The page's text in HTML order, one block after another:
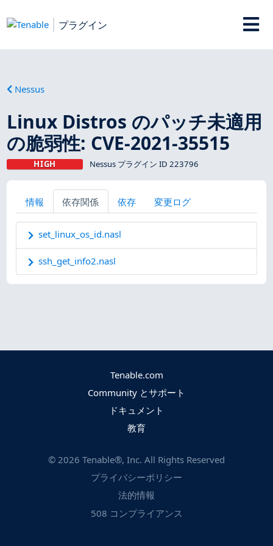
プラグイン
Nessus
Linux Distros のパッチ未適用
の脆弱性: CVE-2021-35515
HIGH Nessus プラグイン ID 223796
情報 依存関係 依存 変更ログ
set_linux_os_id.nasl
ssh_get_info2.nasl
Tenable.com
Community とサポート
ドキュメント
教育
© 2026 Tenable®, Inc. All Rights Reserved
プライバシーポリシー
法的情報
508 コンプライアンス